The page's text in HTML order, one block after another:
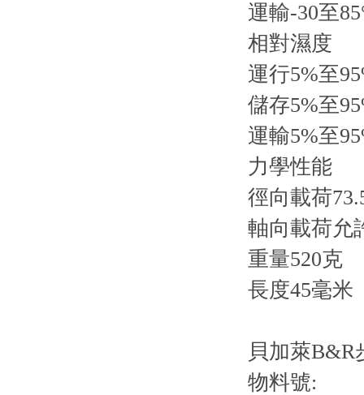
運輸-30至
相對濕度
運行5%至
儲存5%至
運輸5%至
力學性能
徑向載荷
軸向載荷允
重量520克
長度45毫米
貝加萊B&R
物料號: